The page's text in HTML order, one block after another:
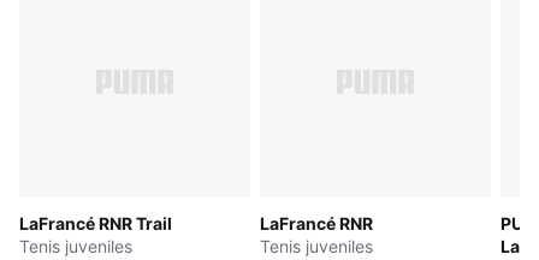
LaFrancé RNR Trail
Tenis juveniles
LaFrancé RNR
Tenis juveniles